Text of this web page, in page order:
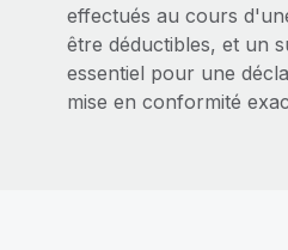
effectués au cours
être déductibles, et un
essentiel pour une
mise en conformité